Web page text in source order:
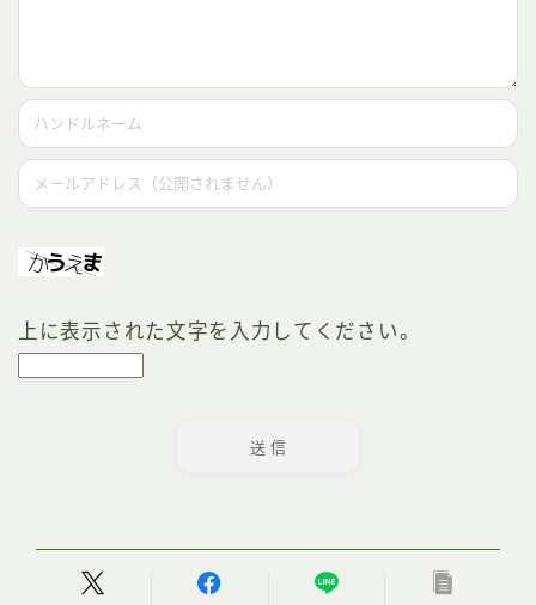
上に表示された文字を入力してください。